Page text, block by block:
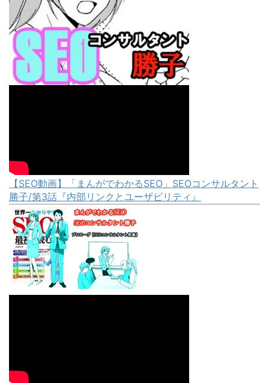
【SEO動画】「まんがでわかるSEO」SEOコンサルタント
勝子/第3話『内部リンクとユーザビリティ』